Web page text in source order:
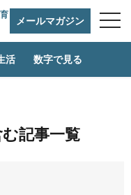
メールマガジン
活 数字で見る
記事一覧